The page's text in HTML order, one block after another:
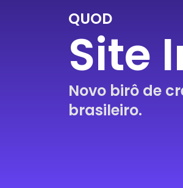
QUOD
Site
Novo birô de
brasileiro.